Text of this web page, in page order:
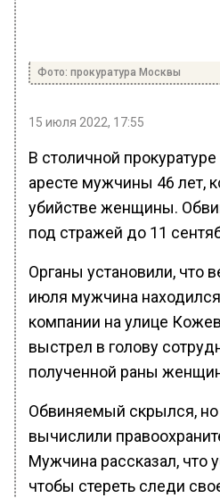
Фото: прокуратура Москвы
15 июля 2022, 17:55
В столичной
аресте мужчины 46 лет,
убийстве женщины.
под стражей до 11
Органы установили, что
июля мужчина
компании на улице
выстрел в голову
полученной раны
Обвиняемый скрылся, но
вычислили
Мужчина рассказал, что
чтобы стереть следи